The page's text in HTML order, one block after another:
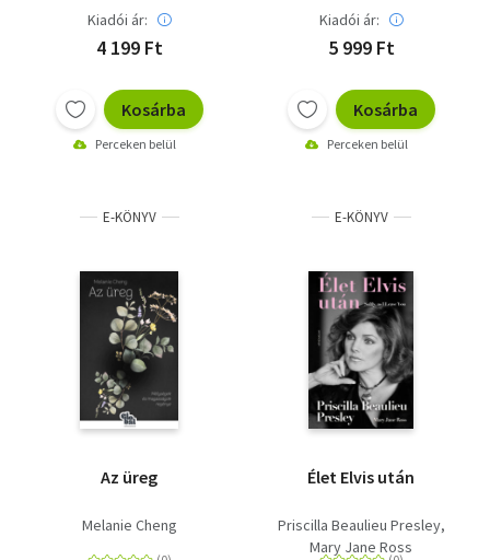
Kiadói ár:
4 199 Ft
Kosárba
Perceken belül
Kiadói ár:
5 999 Ft
Kosárba
Perceken belül
E-KÖNYV
Az üreg
Melanie Cheng
E-KÖNYV
Élet Elvis után
Priscilla Beaulieu Presley
Mary Jane Ross